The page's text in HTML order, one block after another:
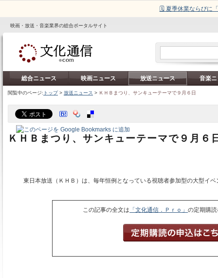
🗓️ 夏季休業ならびに
映画・放送・音楽業界の総合ポータルサイト
総合ニュース 映画ニュース 放送ニュース 音楽
閲覧中のページ: トップ> 放送ニュース > ＫＨＢまつり、サンキューテーマで９月６日
ＫＨＢまつり、サンキューテーマで９月６
東日本放送（ＫＨＢ）は、毎年恒例となっている視聴者参加型の大型イ
この記事の全文は 「文化通信．Ｐｒｏ」の定期購